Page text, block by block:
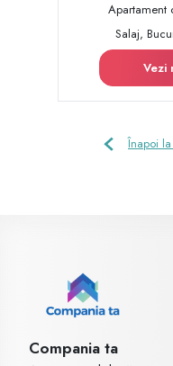
Apartament
Salaj,
Vezi
Înapoi
Compania ta